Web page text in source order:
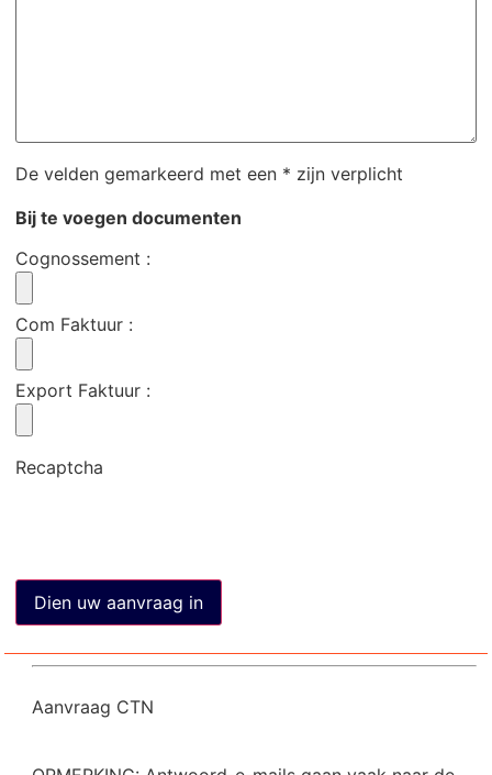
De velden gemarkeerd met een * zijn verplicht
Bij te voegen documenten
Cognossement :
Com Faktuur :
Export Faktuur :
Recaptcha
Aanvraag CTN